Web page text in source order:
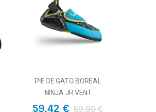
PIE DE GATO BOREAL
NINJA JR VENT
59,42 € 69,90 €